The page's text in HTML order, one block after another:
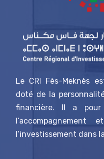
Le CRI Fès-Meknès
doté de la
financière. Il a
l’investissement dans